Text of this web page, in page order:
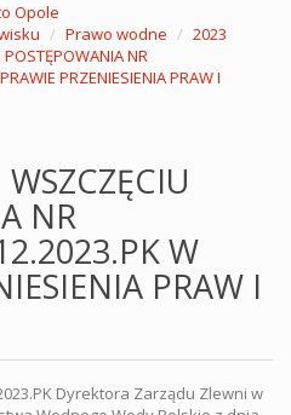
Opole
Prawo wodne
2023
POSTĘPOWANIA NR
PRZENIESIENIA PRAW I
NR
W
PRAW I
Dyrektora Zarządu Zlewni w